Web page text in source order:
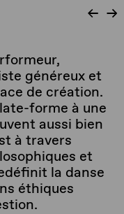
généreux et
de création.
forme à une
aussi bien
à travers
et
la danse
éthiques